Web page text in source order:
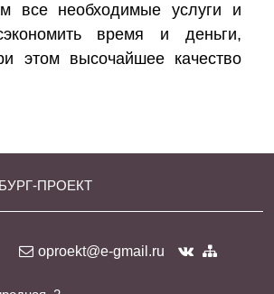
все необходимые услуги и
время и деньги,
этом высочайшее качество
ПРОЕКТ
oproekt@e-gmail.ru